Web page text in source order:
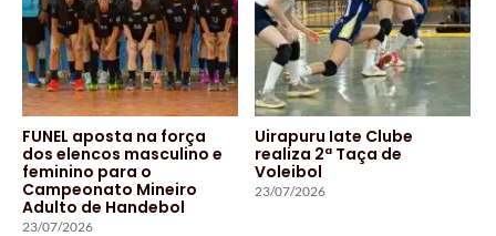
FUNEL aposta na força
dos elencos masculino e
feminino para o
Campeonato Mineiro
Adulto de Handebol
23/07/2026
Uirapuru Iate Clube
realiza 2ª Taça de
Voleibol
23/07/2026